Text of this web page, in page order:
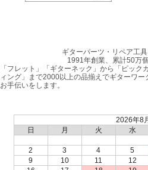
ギターパーツ・リペア工
1991年創業、累計50万
「フレット」「ギターネック」から「ピッ
ィング」まで2000以上の品揃えでギターワ
お手伝いをします。
2026年8
日
月 火 水
2
3 4 5
9
10 11 12